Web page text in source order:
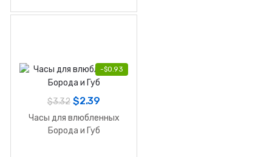
-$0.93
$3.32 $2.39
Часы для влюбленных
Борода и Губ